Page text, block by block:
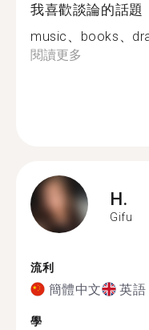
我喜歡談論的話題
music、books、
閱讀更多
H.
Gifu
流利
簡體中文 英語
學